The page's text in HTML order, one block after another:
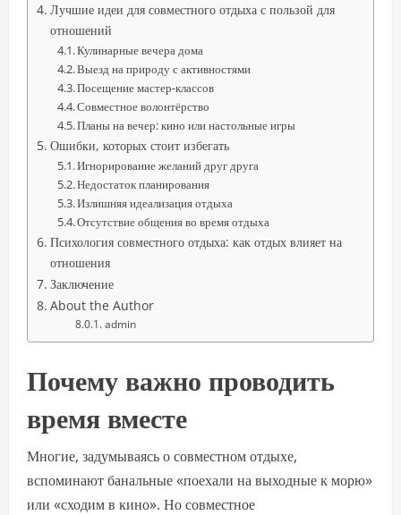
Лучшие идеи для совместного отдыха с пользой для
отношений
Кулинарные вечера дома
Выезд на природу с активностями
Посещение мастер-классов
Совместное волонтёрство
Планы на вечер: кино или настольные игры
Ошибки, которых стоит избегать
Игнорирование желаний друг друга
Недостаток планирования
Излишняя идеализация отдыха
Отсутствие общения во время отдыха
Психология совместного отдыха: как отдых влияет на
отношения
Заключение
About the Author
admin
Почему важно проводить
время вместе
Многие, задумываясь о совместном отдыхе,
вспоминают банальные «поехали на выходные к морю»
или «сходим в кино». Но совместное